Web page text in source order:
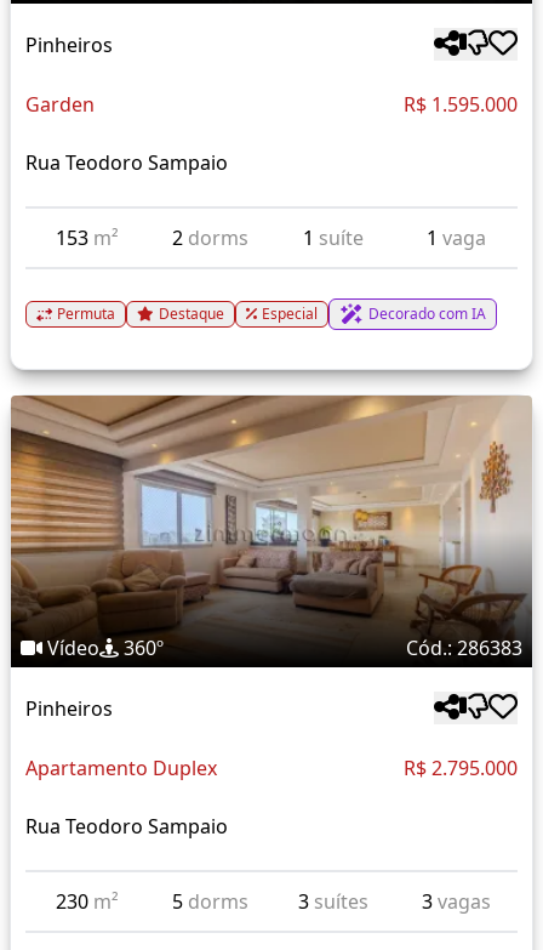
Pinheiros
Garden R$ 1.595.000
Rua Teodoro Sampaio
153 m² 2 dorms 1 suíte 1 vaga
Permuta Destaque Especial Decorado com IA
Vídeo 360º Cód.: 286383
Pinheiros
Apartamento Duplex R$ 2.795.000
Rua Teodoro Sampaio
230 m² 5 dorms 3 suítes 3vagas